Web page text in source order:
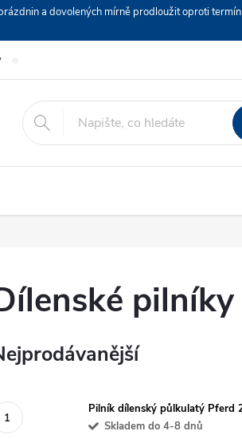
a dovolených mírně prodloužit oproti
pilníky
Pilník dílenský půlkulatý Pferd
Skladem do 4-8 dnů